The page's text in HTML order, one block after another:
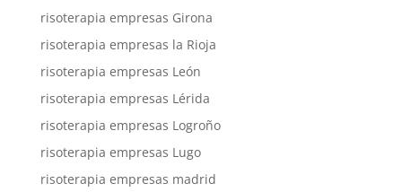
risoterapia empresas Girona
risoterapia empresas la Rioja
risoterapia empresas León
risoterapia empresas Lérida
risoterapia empresas Logroño
risoterapia empresas Lugo
risoterapia empresas madrid